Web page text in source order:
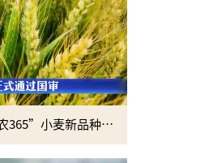
【陕西新闻联播】“西农365”小麦新品种正式通过国审